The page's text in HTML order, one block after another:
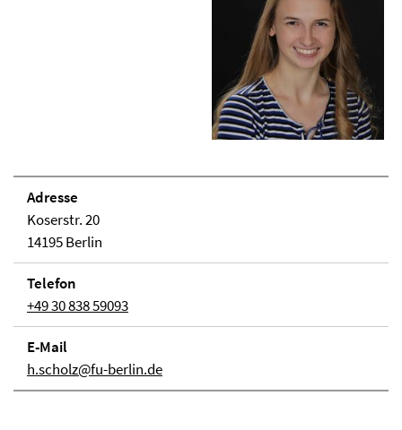
Adresse
Koserstr. 20
14195 Berlin
Telefon
+49 30 838 59093
E-Mail
h.scholz@fu-berlin.de